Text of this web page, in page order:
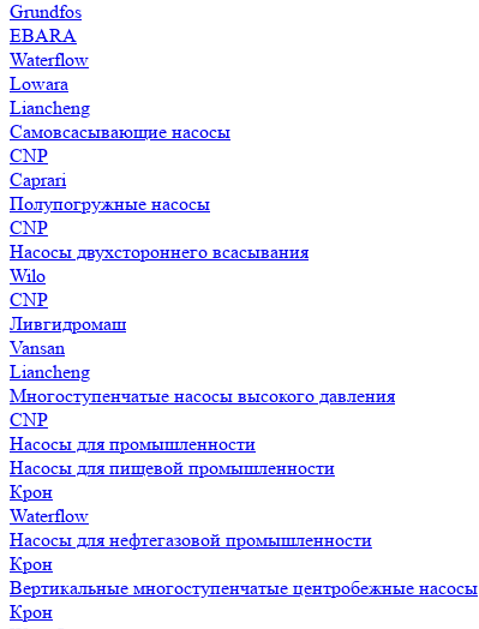
Grundfos
EBARA
Waterflow
Lowara
Liancheng
Самовсасывающие насосы
CNP
Caprari
Полупогружные насосы
CNP
Насосы двухстороннего всасывания
Wilo
CNP
Ливгидромаш
Vansan
Liancheng
Многоступенчатые насосы высокого давления
CNP
Насосы для промышленности
Насосы для пищевой промышленности
Крон
Waterflow
Насосы для нефтегазовой промышленности
Крон
Вертикальные многоступенчатые центробежные насосы
Крон